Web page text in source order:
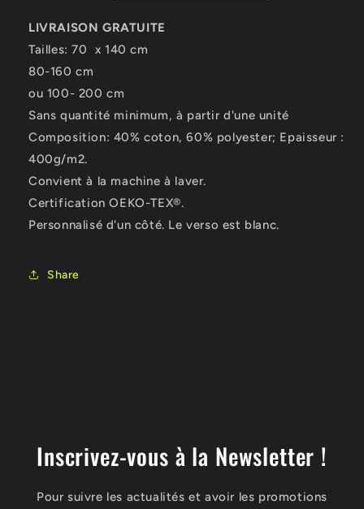
LIVRAISON GRATUITE
Tailles: 70 x 140 cm
80-160 cm
ou 100- 200 cm
Sans quantité minimum, à partir d'une unité
Composition: 40% coton, 60% polyester; Epaisseur :
400g/m2.
Convient à la machine à laver.
Certification OEKO-TEX®.
Personnalisé d'un côté. Le verso est blanc.
Share
Inscrivez-vous à la Newsletter !
Pour suivre les actualités et avoir les promotions